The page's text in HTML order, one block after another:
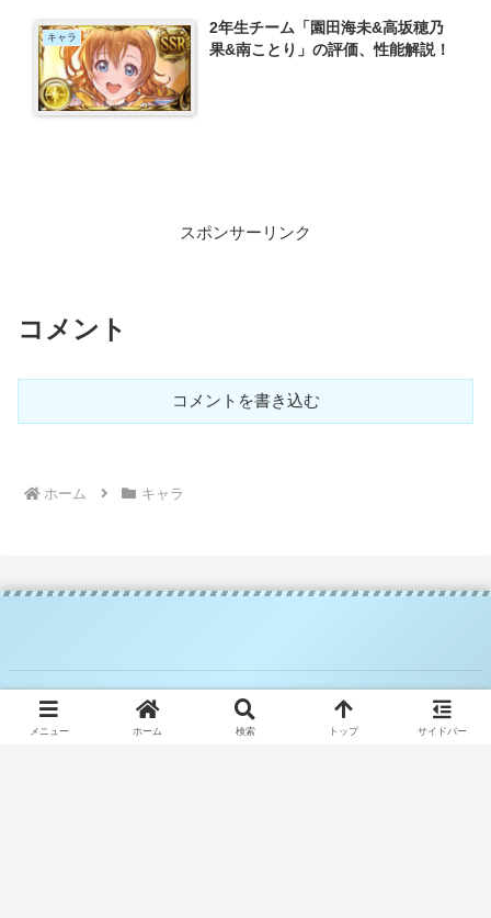
キャラ
2年生チーム「園田海未&高坂穂乃
果&南ことり」の評価、性能解説！
スポンサーリンク
コメント
コメントを書き込む
ホーム キャラ
© 2025 騎空士ブルーの攻略日記.
メニュー ホーム 検索 トップ サイドバー